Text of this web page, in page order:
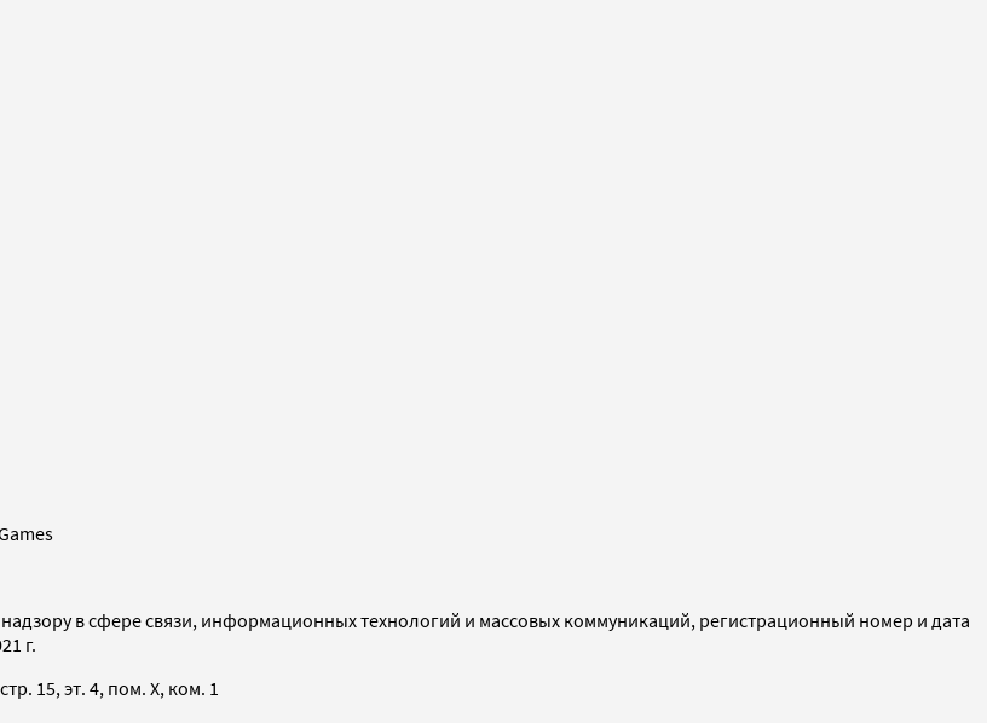
в сфере связи, информационных технологий и массовых коммуникаций, регистрационный номер и дата
г.
15, эт. 4, пом. X, ком. 1